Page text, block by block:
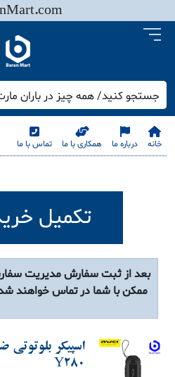
جستجو کنید/ همه چیز در باران
خانه درباره ما همکاری با ما تماس با ما
تکمیل
بعد از ثبت سفارش مدیریت
ممکن با شما در تماس خواهند
Y280